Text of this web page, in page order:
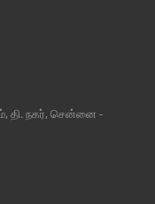
தி. நகர், சென்னை -